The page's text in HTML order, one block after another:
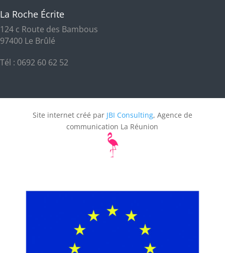
La Roche Écrite
124 c Route des Bambous
97400 Le Brûlé
Tél : 0692 60 62 52
Site internet créé par JBI Consulting, Agence de
communication La Réunion